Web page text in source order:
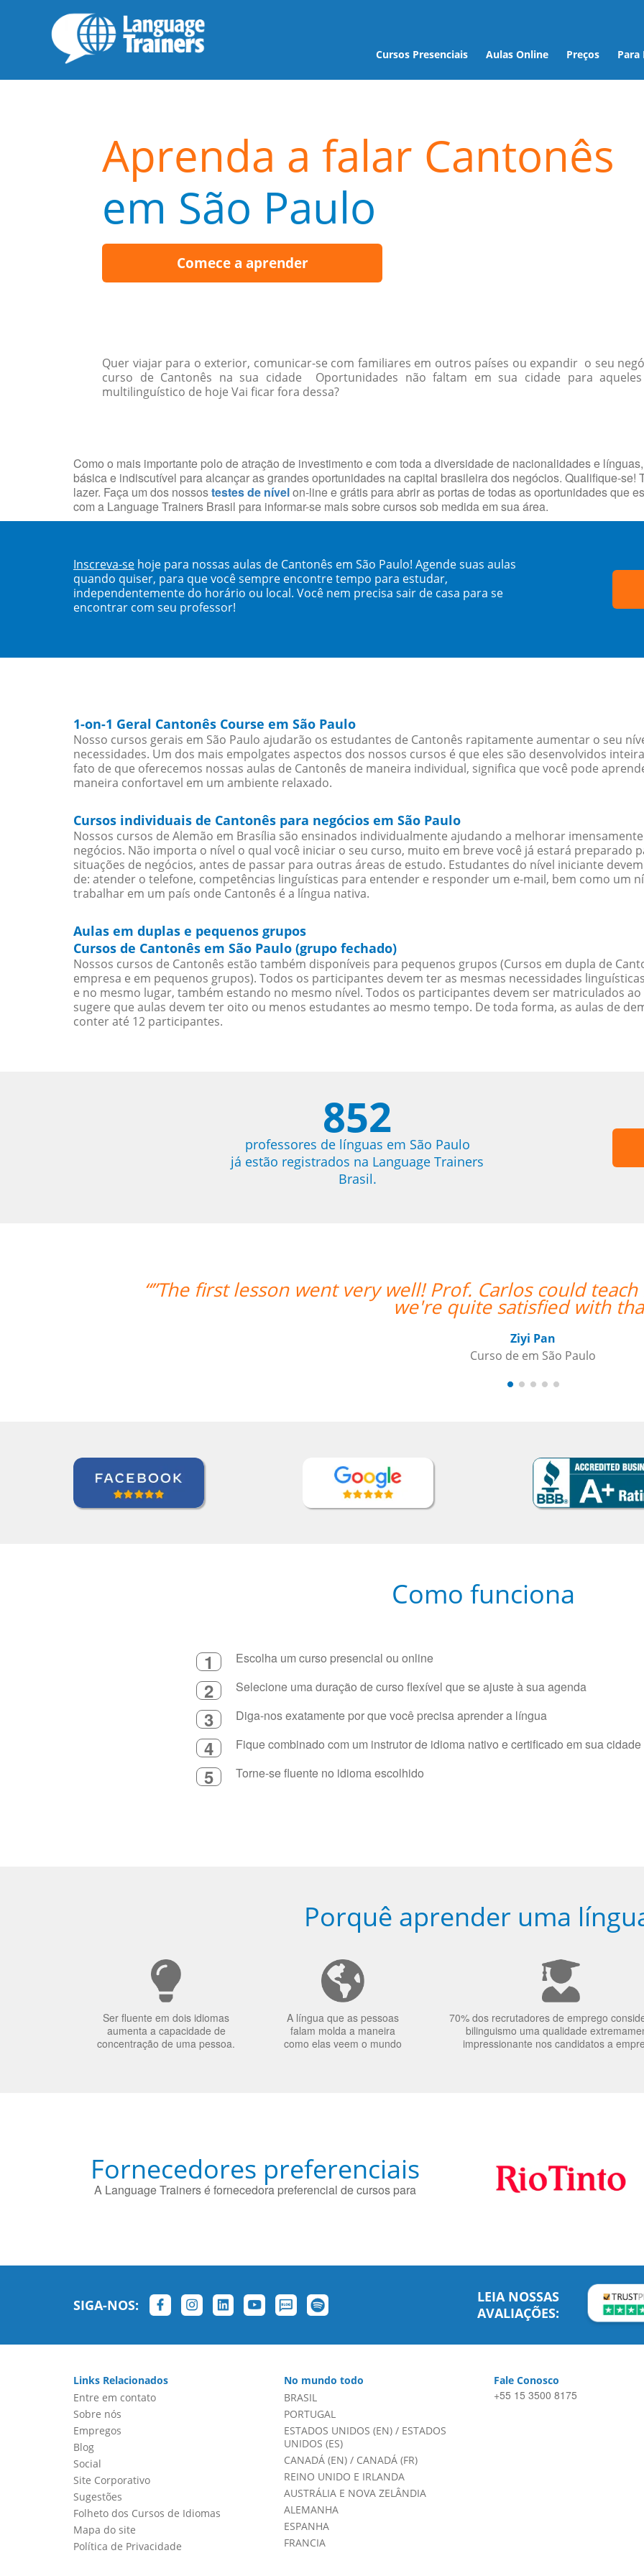
Cursos Presenciais Aulas Online Preços Para
Aprenda a falar Cantonês
em São Paulo
Comece a aprender
Quer viajar para o exterior, comunicar-se com familiares em outros países ou expandir o seu
curso de Cantonês na sua cidade Oportunidades não faltam em sua cidade para
multilinguístico de hoje Vai ficar fora dessa?
Como o mais importante polo de atração de investimento e com toda a diversidade de nacionalidades e
básica e indiscutível para alcançar as grandes oportunidades na capital brasileira dos negócios. Qualifique-se!
lazer. Faça um dos nossostestes de nívelon-line e grátis para abrir as portas de todas as oportunidades que
com a Language Trainers Brasil para informar-se mais sobre cursos sob medida em sua área.
Inscreva-se hoje para nossas aulas de Cantonês em São Paulo! Agende suas aulas
quando quiser, para que você sempre encontre tempo para estudar,
independentemente do horário ou local. Você nem precisa sair de casa para se
encontrar com seu professor!
1-on-1 Geral Cantonês Course em São Paulo
Nosso cursos gerais em São Paulo ajudarão os estudantes de Cantonês rapitamente aumentar o seu
necessidades. Um dos mais empolgates aspectos dos nossos cursos é que eles são desenvolvidos
fato de que oferecemos nossas aulas de Cantonês de maneira individual, significa que você pode
maneira confortavel em um ambiente relaxado.
Cursos individuais de Cantonês para negócios em São Paulo
Nossos cursos de Alemão em Brasília são ensinados individualmente ajudando a melhorar
negócios. Não importa o nível o qual você iniciar o seu curso, muito em breve você já estará preparado
situações de negócios, antes de passar para outras áreas de estudo. Estudantes do nível iniciante
de: atender o telefone, competências linguísticas para entender e responder um e-mail, bem como um
trabalhar em um país onde Cantonês é a língua nativa.
Aulas em duplas e pequenos grupos
Cursos de Cantonês em São Paulo (grupo fechado)
Nossos cursos de Cantonês estão também disponíveis para pequenos grupos (Cursos em dupla de
empresa e em pequenos grupos). Todos os participantes devem ter as mesmas necessidades
e no mesmo lugar, também estando no mesmo nível. Todos os participantes devem ser matriculados
sugere que aulas devem ter oito ou menos estudantes ao mesmo tempo. De toda forma, as aulas de
conter até 12 participantes.
852
professores de línguas em São Paulo
já estão registrados na Language Trainers
Brasil.
Prof. Carlos could teach both in Chinese and English and “”I was
Como funciona
1 Escolha um curso presencial ou online
2 Selecione uma duração de curso flexível que se ajuste à sua agenda
3 Diga-nos exatamente por que você precisa aprender a língua
4 Fique combinado com um instrutor de idioma nativo e certificado em sua
5 Torne-se fluente no idioma escolhido
Porquê aprender uma
Ser fluente em dois idiomas
aumenta a capacidade de
concentração de uma pessoa.
A língua que as pessoas
falam molda a maneira
como elas veem o mundo
70% dos recrutadores de emprego
bilinguismo uma qualidade
impressionante nos candidatos a
Fornecedores preferenciais
A Language Trainers é fornecedora preferencial de cursos para
SIGA-NOS:
LEIA NOSSAS
AVALIAÇÕES:
Links Relacionados
Entre em contato
Sobre nós
Empregos
Blog
Social
Site Corporativo
Sugestões
Folheto dos Cursos de Idiomas
Mapa do site
Política de Privacidade
No mundo todo
BRASIL
PORTUGAL
ESTADOS UNIDOS (EN)/ ESTADOS
UNIDOS (ES)
CANADÁ (EN)/ CANADÁ (FR)
REINO UNIDO E IRLANDA
AUSTRÁLIA E NOVA ZELÂNDIA
ALEMANHA
ESPANHA
FRANCIA
Fale Conosco
+55 15 3500 8175